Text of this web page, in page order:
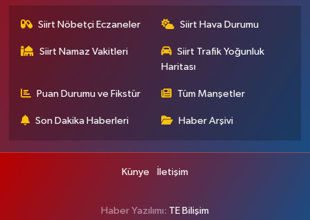
Siirt Nöbetçi Eczaneler Siirt Hava Durumu
Siirt Namaz Vakitleri
Siirt Trafik Yoğunluk
Haritası
Puan Durumu ve Fikstür Tüm Manşetler
Son Dakika Haberleri Haber Arşivi
Künye İletişim
Haber Yazılımı: TE Bilişim